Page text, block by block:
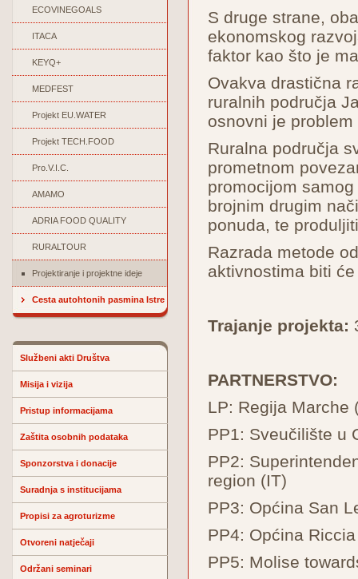
ECOVINEGOALS
ITACA
KEYQ+
MEDFEST
Projekt EU.WATER
Projekt TECH.FOOD
Pro.V.I.C.
AMAMO
ADRIA FOOD QUALITY
RURALTOUR
Projektiranje i projektne ideje
Cesta autohtonih pasmina Istre
Službeni akti Društva
Misija i vizija
Pristup informacijama
Zaštita osobnih podataka
Sponzorstva i donacije
Suradnja s institucijama
Propisi za agroturizme
Otvoreni natječaji
Održani seminari
S druge strane,
ekonomskog
faktor kao što je
Ovakva drastična
ruralnih područja
osnovni je
Ruralna područja
prometnom
promocijom
brojnim drugim
ponuda, te
Razrada metode
aktivnostima biti
Trajanje projekta:
PARTNERSTVO:
LP: Regija Marche
PP1: Sveučilište u
PP2:
region (IT)
PP3: Općina San
PP4: Općina
PP5: Molise